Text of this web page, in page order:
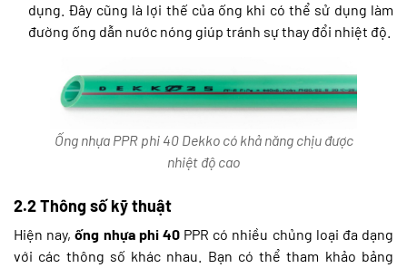
dụng. Đây cũng là lợi thế của ống khi có thể sử dụng làm
đường ống dẫn nước nóng giúp tránh sự thay đổi nhiệt độ.
Ống nhựa PPR phi 40 Dekko có khả năng chịu được
nhiệt độ cao
2.2 Thông số kỹ thuật
Hiện nay,ống nhựa phi 40PPR có nhiều chủng loại đa dạng
với các thông số khác nhau. Bạn có thể tham khảo bảng